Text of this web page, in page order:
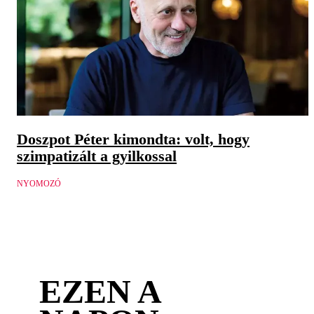
Doszpot Péter kimondta: volt, hogy
szimpatizált a gyilkossal
NYOMOZÓ
EZEN A